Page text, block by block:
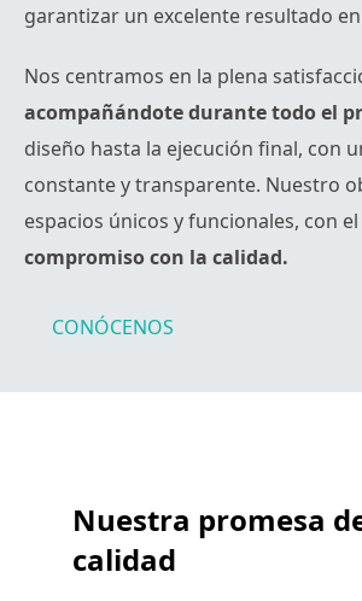
garantizar un excelente resultado
Nos centramos en la plena
acompañándote durante todo el
diseño hasta la ejecución final, con
constante y transparente. Nuestro
espacios únicos y funcionales, con el
compromiso con la calidad.
CONÓCENOS
Nuestra promesa
calidad